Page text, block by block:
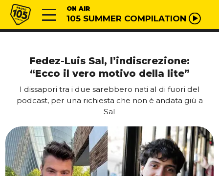
Vai al contenuto
Radio 105 ON AIR
105 SUMMER COMPILATION
Fedez-Luis Sal, l’indiscrezione:
“Ecco il vero motivo della lite”
I dissapori tra i due sarebbero nati al di fuori del
podcast, per una richiesta che non è andata giù a
Sal